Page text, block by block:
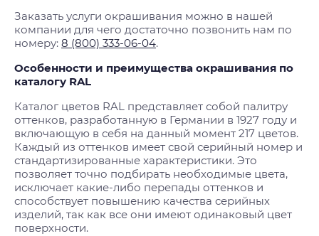
Заказать услуги окрашивания можно в нашей
компании для чего достаточно позвонить нам по
номеру: 8 (800) 333-06-04.
Особенности и преимущества окрашивания по
каталогу RAL
Каталог цветов RAL представляет собой палитру
оттенков, разработанную в Германии в 1927 году и
включающую в себя на данный момент 217 цветов.
Каждый из оттенков имеет свой серийный номер и
стандартизированные характеристики. Это
позволяет точно подбирать необходимые цвета,
исключает какие-либо перепады оттенков и
способствует повышению качества серийных
изделий, так как все они имеют одинаковый цвет
поверхности.